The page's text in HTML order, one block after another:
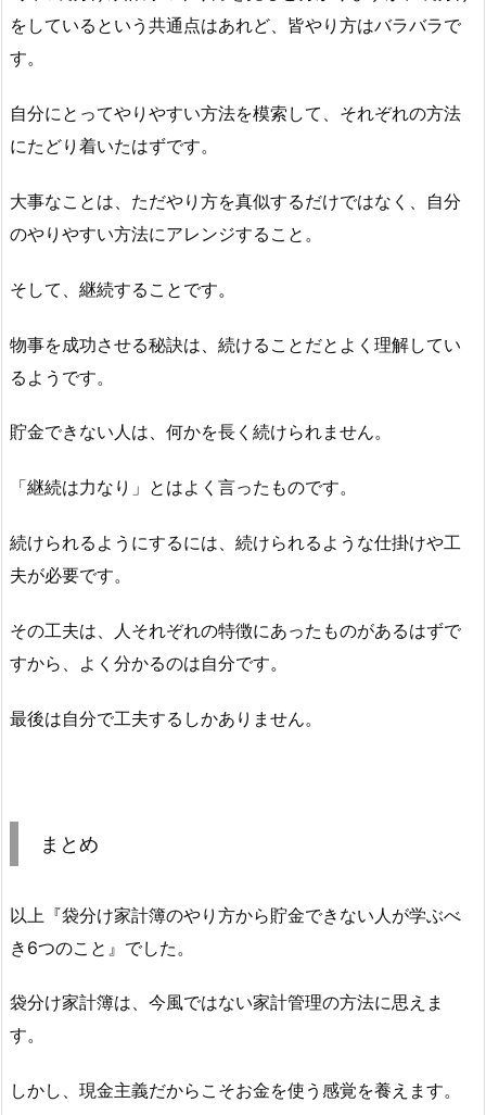
をしているという共通点はあれど、皆やり方はバラバラで
す。
自分にとってやりやすい方法を模索して、それぞれの方法
にたどり着いたはずです。
大事なことは、ただやり方を真似するだけではなく、自分
のやりやすい方法にアレンジすること。
そして、継続することです。
物事を成功させる秘訣は、続けることだとよく理解してい
るようです。
貯金できない人は、何かを長く続けられません。
「継続は力なり」とはよく言ったものです。
続けられるようにするには、続けられるような仕掛けや工
夫が必要です。
その工夫は、人それぞれの特徴にあったものがあるはずで
すから、よく分かるのは自分です。
最後は自分で工夫するしかありません。
まとめ
以上『袋分け家計簿のやり方から貯金できない人が学ぶべ
き6つのこと』でした。
袋分け家計簿は、今風ではない家計管理の方法に思えま
す。
しかし、現金主義だからこそお金を使う感覚を養えます。